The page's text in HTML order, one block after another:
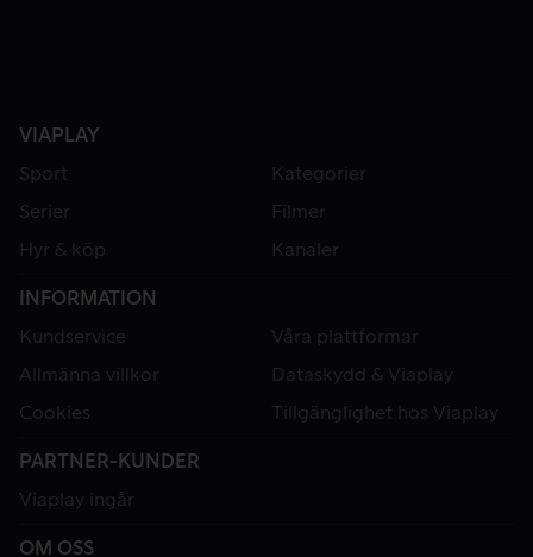
VIAPLAY
Sport
Kategorier
Serier
Filmer
Hyr & köp
Kanaler
INFORMATION
Kundservice
Våra plattformar
Allmänna villkor
Dataskydd & Viaplay
Cookies
Tillgänglighet hos Viaplay
PARTNER-KUNDER
Viaplay ingår
OM OSS